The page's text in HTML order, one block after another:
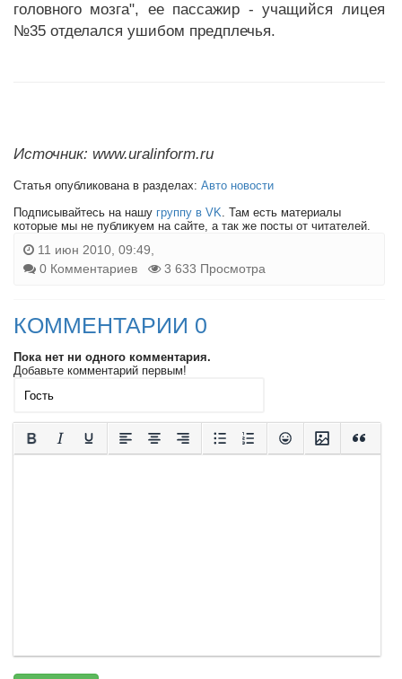
головного мозга", ее пассажир - учащийся лицея
№35 отделался ушибом предплечья.
Источник: www.uralinform.ru
Статья опубликована в разделах: Авто новости
Подписывайтесь на нашу группу в VK. Там есть материалы
которые мы не публикуем на сайте, а так же посты от читателей.
11 июн 2010, 09:49,
0 Комментариев
3 633 Просмотра
КОММЕНТАРИИ 0
Пока нет ни одного комментария.
Добавьте комментарий первым!